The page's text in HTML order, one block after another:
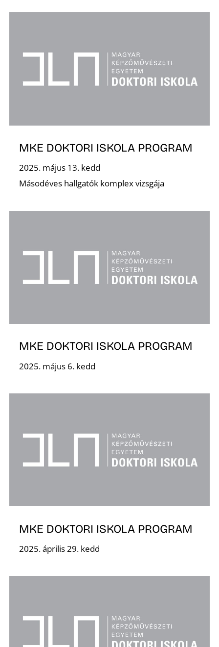
MKE DOKTORI ISKOLA PROGRAM
2025. május 13. kedd
Másodéves hallgatók komplex vizsgája
MKE DOKTORI ISKOLA PROGRAM
2025. május 6. kedd
MKE DOKTORI ISKOLA PROGRAM
2025. április 29. kedd